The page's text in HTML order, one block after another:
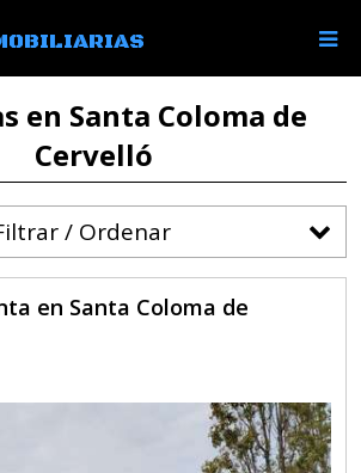
en Santa Coloma de
Cervelló
/ Ordenar
en Santa Coloma de